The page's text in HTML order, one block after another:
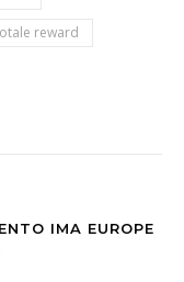
reward
IMA EUROPE